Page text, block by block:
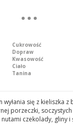
Cukrowość
Dopraw
Kwasowość
Ciało
Tanina
wyłania się z kieliszka z
porzeczki,
czekolady, gliny i